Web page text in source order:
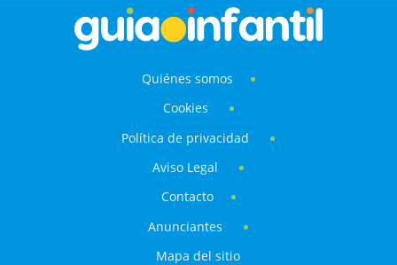
Quiénes somos
Cookies
Política de privacidad
Aviso Legal
Contacto
Anunciantes
Mapa del sitio